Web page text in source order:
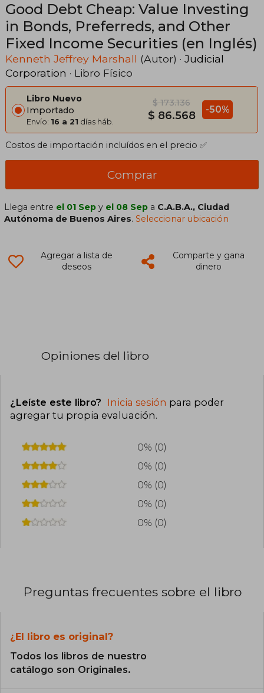
Good Debt Cheap: Value Investing
in Bonds, Preferreds, and Other
Fixed Income Securities (en Inglés)
Kenneth Jeffrey Marshall (Autor) · Judicial
Corporation · Libro Físico
Libro Nuevo
Importado
Envío: 16 a 21 días háb.
$ 173.136
$ 86.568 -50%
Costos de importación incluídos en el precio ✅
Comprar
Llega entre el 01 Sep y el 08 Sep a C.A.B.A., Ciudad
Autónoma de Buenos Aires.Seleccionar ubicación
Agregar a lista de
deseos
Comparte y gana
dinero
Opiniones del libro
¿Leíste este libro? Inicia sesión para poder
agregar tu propia evaluación.
0% (0)
0% (0)
0% (0)
0% (0)
0% (0)
Preguntas frecuentes sobre el libro
¿El libro es original?
Todos los libros de nuestro
catálogo son Originales.